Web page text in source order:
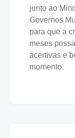
junto ao
Governos
para que a
meses
acertivas e
momento.